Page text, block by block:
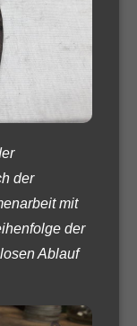
der
mit
der
Ablauf